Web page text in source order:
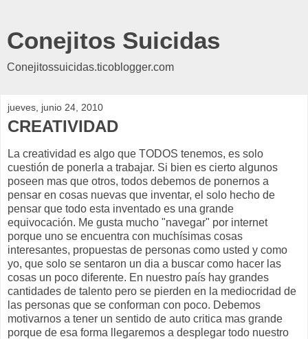
Conejitos Suicidas
Conejitossuicidas.ticoblogger.com
jueves, junio 24, 2010
CREATIVIDAD
La creatividad es algo que TODOS tenemos, es solo
cuestión de ponerla a trabajar. Si bien es cierto algunos
poseen mas que otros, todos debemos de ponernos a
pensar en cosas nuevas que inventar, el solo hecho de
pensar que todo esta inventado es una grande
equivocación. Me gusta mucho "navegar" por internet
porque uno se encuentra con muchísimas cosas
interesantes, propuestas de personas como usted y como
yo, que solo se sentaron un dia a buscar como hacer las
cosas un poco diferente. En nuestro país hay grandes
cantidades de talento pero se pierden en la mediocridad de
las personas que se conforman con poco. Debemos
motivarnos a tener un sentido de auto critica mas grande
porque de esa forma llegaremos a desplegar todo nuestro